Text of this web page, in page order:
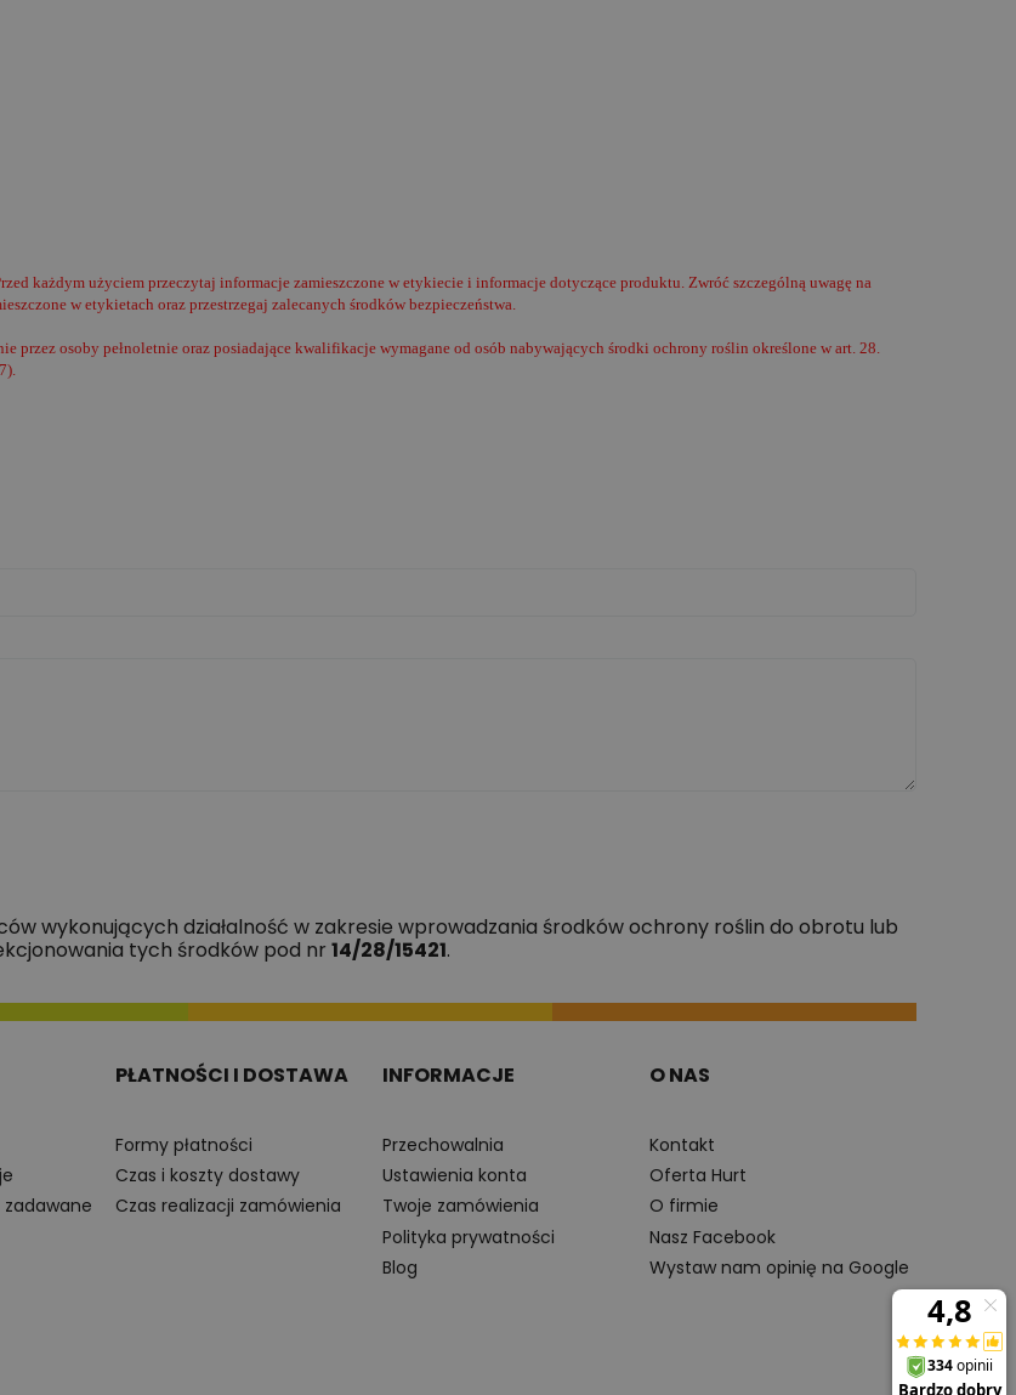
każdym użyciem przeczytaj informacje zamieszczone w etykiecie i informacje dotyczące produktu. Zwróć szczególną uwagę na
w etykietach oraz przestrzegaj zalecanych środków bezpieczeństwa.
przez osoby pełnoletnie oraz posiadające kwalifikacje wymagane od osób nabywających środki ochrony roślin określone w art. 28.
wykonujących działalność w zakresie wprowadzania środków ochrony roślin do obrotu lub
tych środków pod nr 14/28/15421.
PŁATNOŚCI I DOSTAWA
Formy płatności
Czas i koszty dostawy
Czas realizacji zamówienia
INFORMACJE
Przechowalnia
Ustawienia konta
Twoje zamówienia
Polityka prywatności
Blog
O NAS
Kontakt
Oferta Hurt
O firmie
Nasz Facebook
Wystaw nam opinię na Google